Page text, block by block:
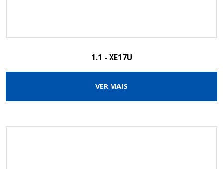
1.1 - XE17U
VER MAIS